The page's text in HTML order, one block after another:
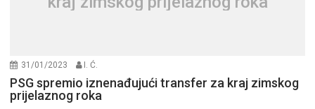
31/01/2023 I. Ć.
PSG spremio iznenađujući transfer za kraj zimskog
prijelaznog roka